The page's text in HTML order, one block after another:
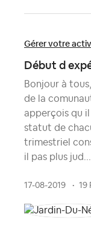
Gérer votre
Début d
Bonjour à
de la
apperçois qu
statut de
trimestriel
il pas plus jud...
17-08-2019 19